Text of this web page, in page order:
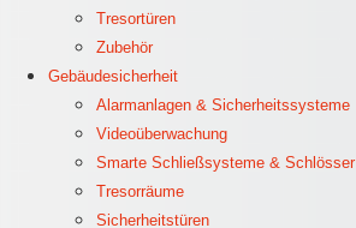
Tresortüren
Zubehör
Gebäudesicherheit
Alarmanlagen & Sicherheitssysteme
Videoüberwachung
Smarte Schließsysteme & Schlösser
Tresorräume
Sicherheitstüren